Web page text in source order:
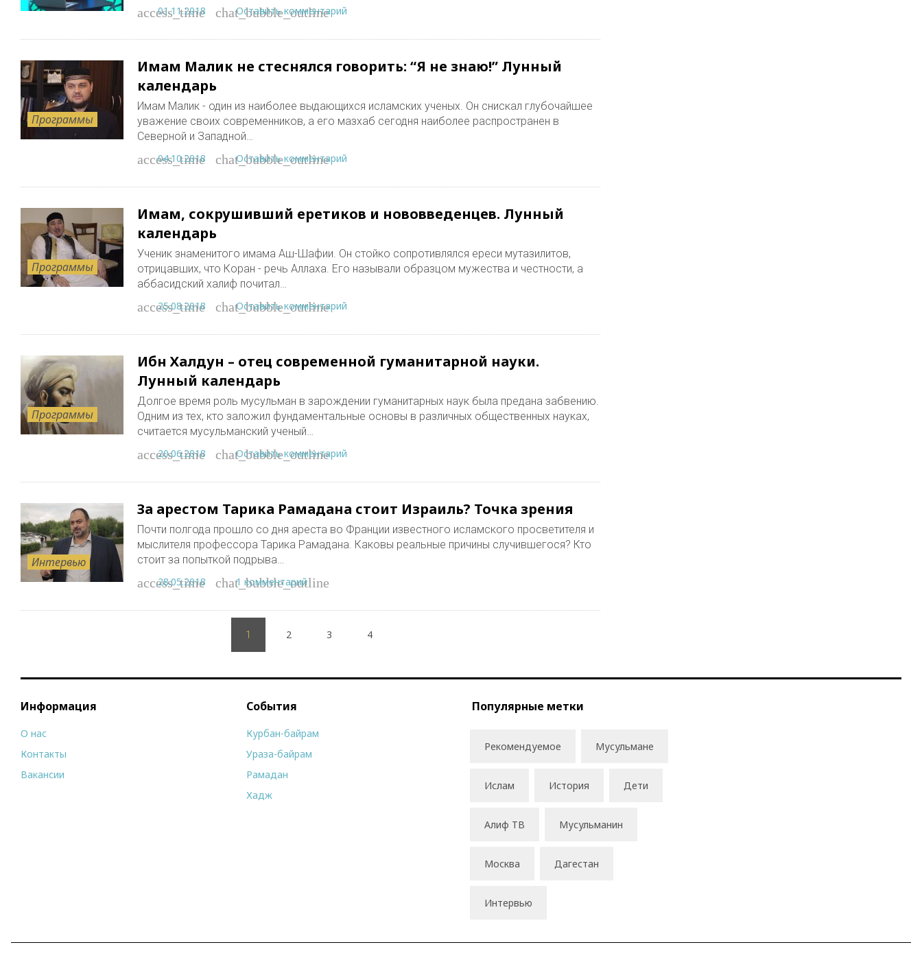
access_time
01.11.2018 chat_bubble_outline
Оставить комментарий
Программы
Имам Малик не стеснялся говорить: “Я не знаю!” Лунный
календарь
Имам Малик - один из наиболее выдающихся исламских ученых. Он снискал глубочайшее
уважение своих современников, а его мазхаб сегодня наиболее распространен в
Северной и Западной…
access_time
04.10.2018 chat_bubble_outline
Оставить комментарий
Программы
Имам, сокрушивший еретиков и нововведенцев. Лунный
календарь
Ученик знаменитого имама Аш-Шафии. Он стойко сопротивлялся ереси мутазилитов,
отрицавших, что Коран - речь Аллаха. Его называли образцом мужества и честности, а
аббасидский халиф почитал…
access_time
25.08.2018 chat_bubble_outline
Оставить комментарий
Программы
Ибн Халдун – отец современной гуманитарной науки.
Лунный календарь
Долгое время роль мусульман в зарождении гуманитарных наук была предана забвению.
Одним из тех, кто заложил фундаментальные основы в различных общественных науках,
считается мусульманский ученый…
access_time
20.06.2018 chat_bubble_outline
Оставить комментарий
Интервью
За арестом Тарика Рамадана стоит Израиль? Точка зрения
Почти полгода прошло со дня ареста во Франции известного исламского просветителя и
мыслителя профессора Тарика Рамадана. Каковы реальные причины случившегося? Кто
стоит за попыткой подрыва…
access_time
28.05.2018 chat_bubble_outline
1 комментарий
1 2 3 4
Информация
О нас
Контакты
Вакансии
События
Курбан-байрам
Ураза-байрам
Рамадан
Хадж
Популярные метки
Рекомендуемое Мусульмане
Ислам История Дети
Алиф ТВ Мусульманин
Москва Дагестан
Интервью